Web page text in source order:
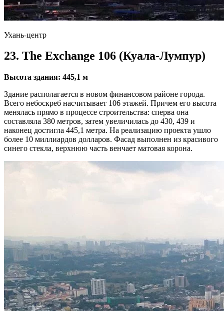
Ухань-центр
23. The Exchange 106 (Куала-Лумпур)
Высота здания: 445,1 м
Здание располагается в новом финансовом районе города.
Всего небоскреб насчитывает 106 этажей. Причем его высота
менялась прямо в процессе строительства: сперва она
составляла 380 метров, затем увеличилась до 430, 439 и
наконец достигла 445,1 метра. На реализацию проекта ушло
более 10 миллиардов долларов. Фасад выполнен из красивого
синего стекла, верхнюю часть венчает матовая корона.